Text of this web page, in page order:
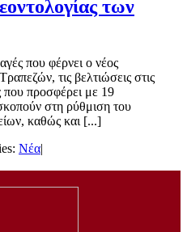
των
που φέρνει ο νέος
τις βελτιώσεις στις
που προσφέρει με 19
στη ρύθμιση του
καθώς και [...]
Νέα|